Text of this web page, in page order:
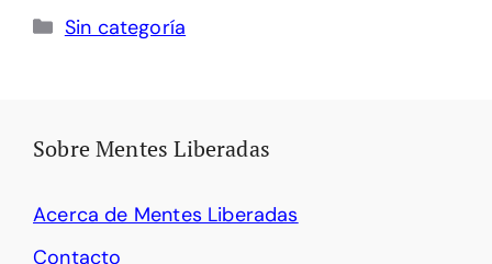
Categorías
Sin categoría
Sobre Mentes Liberadas
Acerca de Mentes Liberadas
Contacto